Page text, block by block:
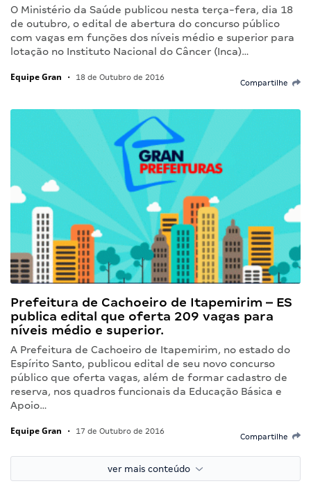
O Ministério da Saúde publicou nesta terça-fera, dia 18
de outubro, o edital de abertura do concurso público
com vagas em funções dos níveis médio e superior para
lotação no Instituto Nacional do Câncer (Inca)…
Equipe Gran • 18 de Outubro de 2016
Compartilhe
Prefeitura de Cachoeiro de Itapemirim – ES
publica edital que oferta 209 vagas para
níveis médio e superior.
A Prefeitura de Cachoeiro de Itapemirim, no estado do
Espírito Santo, publicou edital de seu novo concurso
público que oferta vagas, além de formar cadastro de
reserva, nos quadros funcionais da Educação Básica e
Apoio…
Equipe Gran • 17 de Outubro de 2016
Compartilhe
ver mais conteúdo